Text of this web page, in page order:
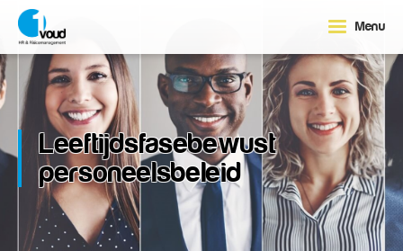
Menu
Leeftijdsfasebewust
personeelsbeleid